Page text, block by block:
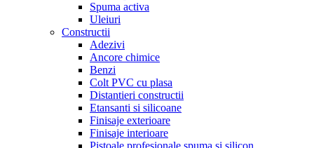
Spuma activa
Uleiuri
Constructii
Adezivi
Ancore chimice
Benzi
Colt PVC cu plasa
Distantieri constructii
Etansanti si silicoane
Finisaje exterioare
Finisaje interioare
Pistoale profesionale spuma si silicon